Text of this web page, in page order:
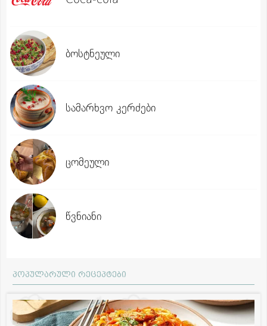
ბოსტნეული
სამარხვო კერძები
ცომეული
წვნიანი
პოპულარული რეცეპტები